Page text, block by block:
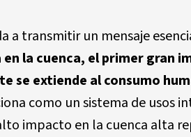
a transmitir un mensaje
en la cuenca, el primer gran
se extiende al consumo
como un sistema de usos
impacto en la cuenca alta